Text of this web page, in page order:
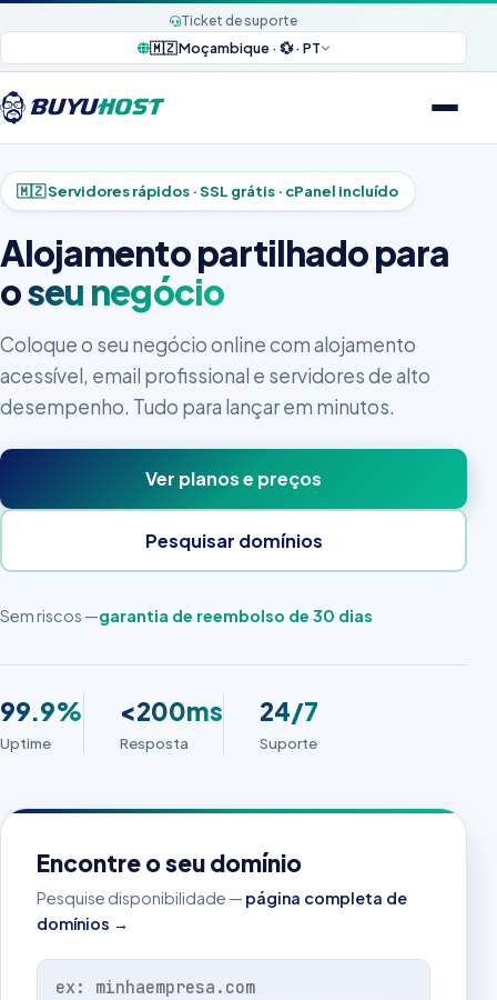
Ticket de suporte
🇲🇿 Moçambique · 💱 · PT
🇲🇿 Servidores rápidos · SSL grátis · cPanel incluído
Alojamento partilhado para
oseu negócio
Coloque o seu negócio online com alojamento
acessível, email profissional e servidores de alto
desempenho. Tudo para lançar em minutos.
Ver planos e preços
Pesquisar domínios
Sem riscos —garantia de reembolso de 30 dias
99.9%
Uptime
<200ms
Resposta
24/7
Suporte
Encontre o seu domínio
Pesquise disponibilidade — página completa de
domínios →